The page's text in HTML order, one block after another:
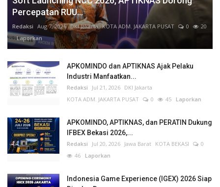
Percepatan RUU...
Redaksi Aug 7, 2026 DKI Jakarta KOTA ADM. JAKARTA PUSAT 0
20
Laporkan
APKOMINDO dan APTIKNAS Ajak Pelaku
Industri Manfaatkan...
Redaksi Jul 21, 2026 DKI Jakarta
KOTA ADM. JAKARTA PUSAT
0 45 Laporkan
APKOMINDO, APTIKNAS, dan PERATIN Dukung
IFBEX Bekasi 2026,...
Redaksi Jul 20, 2026 Jawa Barat KOTA BEKASI
0
46 Laporkan
Indonesia Game Experience (IGEX) 2026 Siap